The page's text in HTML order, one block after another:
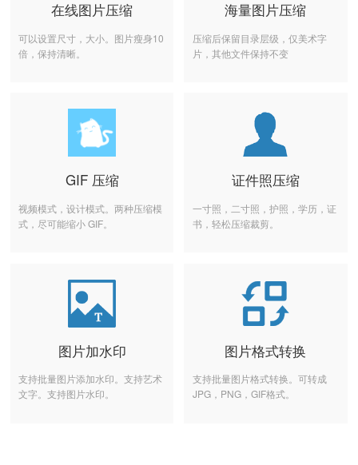
在线图片压缩
可以设置尺寸，大小。图片瘦身10
倍，保持清晰。
海量图片压缩
压缩后保留目录层级，仅美术字
片，其他文件保持不变
GIF 压缩
视频模式，设计模式。两种压缩模
式，尽可能缩小 GIF。
证件照压缩
一寸照，二寸照，护照，学历，证
书，轻松压缩裁剪。
图片加水印
支持批量图片添加水印。支持艺术
文字。支持图片水印。
图片格式转换
支持批量图片格式转换。可转成
JPG，PNG，GIF格式。